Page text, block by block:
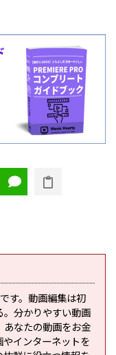
す。動画編集は初
分かりやすい動画
なたの動画をお金
インターネットを